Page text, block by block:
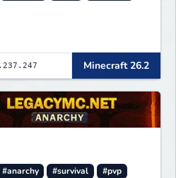
Minecraft 26.2
#anarchy #survival
#pvp